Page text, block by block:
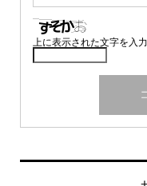
上に表示された文字を入